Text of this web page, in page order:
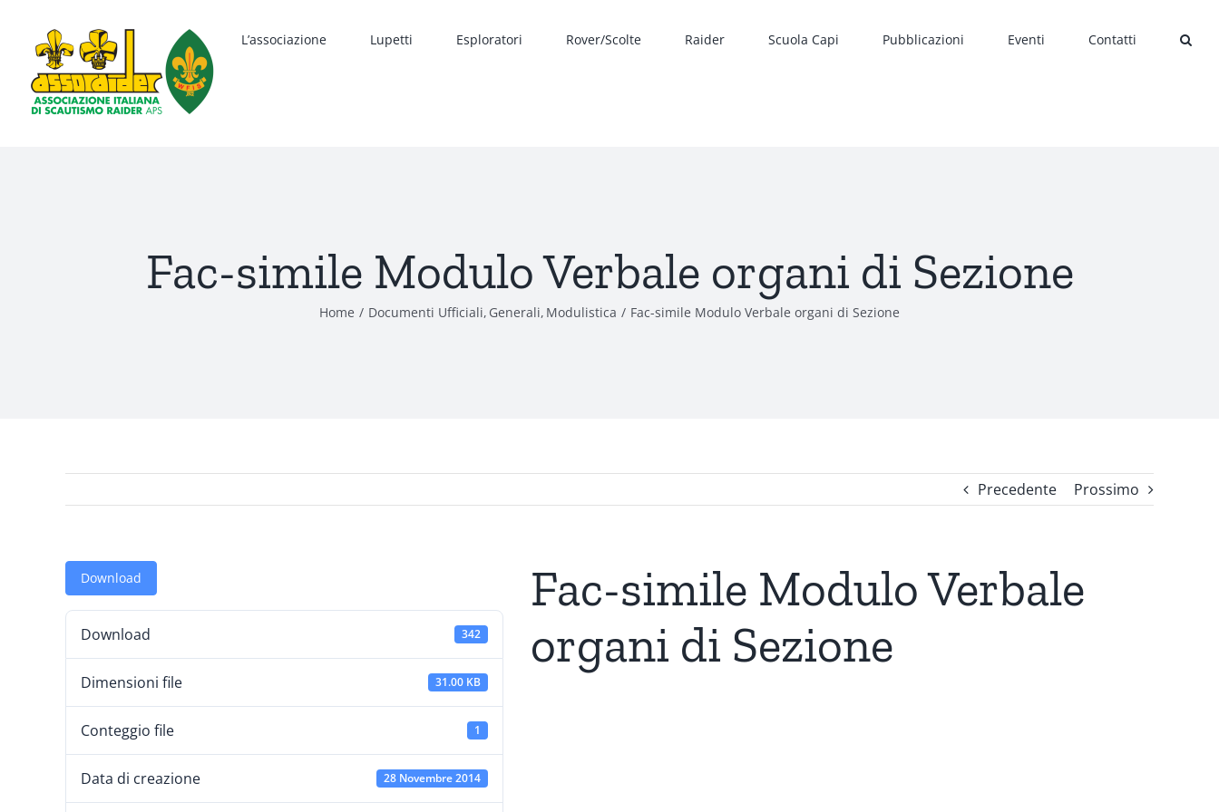
contenuto
L’associazione Lupetti Esploratori Rover/Scolte Raider Scuola Capi Pubblicazioni Eventi Contatti
Fac-simile Modulo Verbale organi di Sezione
Home Documenti Ufficiali Generali Modulistica Fac-simile Modulo Verbale organi di Sezione
Precedente Prossimo
Download
Download 342
Dimensioni file 31.00 KB
Conteggio file 1
Data di creazione 28 Novembre 2014
Fac-simile Modulo Verbale
organi di Sezione